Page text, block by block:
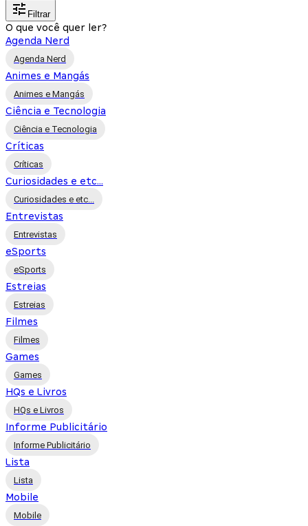
Filtrar
O que você quer ler?
Agenda Nerd
Agenda Nerd
Animes e Mangás
Animes e Mangás
Ciência e Tecnologia
Ciência e Tecnologia
Críticas
Críticas
Curiosidades e etc...
Curiosidades e etc...
Entrevistas
Entrevistas
eSports
eSports
Estreias
Estreias
Filmes
Filmes
Games
Games
HQs e Livros
HQs e Livros
Informe Publicitário
Informe Publicitário
Lista
Lista
Mobile
Mobile